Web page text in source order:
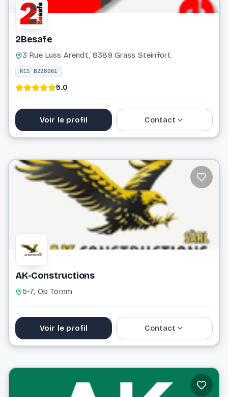
2Besafe
3 Rue Luss Arendt, 8389 Grass Steinfort
RCS B228061
5.0
Voir le profil Contact
info@2besafe.lu
AK-Constructions
5-7, Op Tomm
Voir le profil Contact